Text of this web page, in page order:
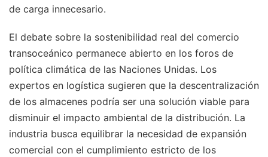
de carga innecesario.
El debate sobre la sostenibilidad real del comercio
transoceánico permanece abierto en los foros de
política climática de las Naciones Unidas. Los
expertos en logística sugieren que la descentralización
de los almacenes podría ser una solución viable para
disminuir el impacto ambiental de la distribución. La
industria busca equilibrar la necesidad de expansión
comercial con el cumplimiento estricto de los